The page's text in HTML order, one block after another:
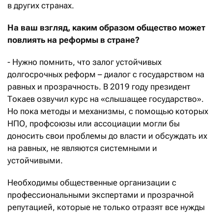
в других странах.
На ваш взгляд, каким образом общество может
повлиять на реформы в стране?
- Нужно помнить, что залог устойчивых
долгосрочных реформ – диалог с государством на
равных и прозрачность. В 2019 году президент
Токаев озвучил курс на «слышащее государство».
Но пока методы и механизмы, с помощью которых
НПО, профсоюзы или ассоциации могли бы
доносить свои проблемы до власти и обсуждать их
на равных, не являются системными и
устойчивыми.
Необходимы общественные организации с
профессиональными экспертами и прозрачной
репутацией, которые не только отразят все нужды